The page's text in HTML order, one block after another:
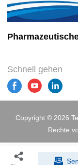
Schnell gehen
Copyright © 2026
Rechte